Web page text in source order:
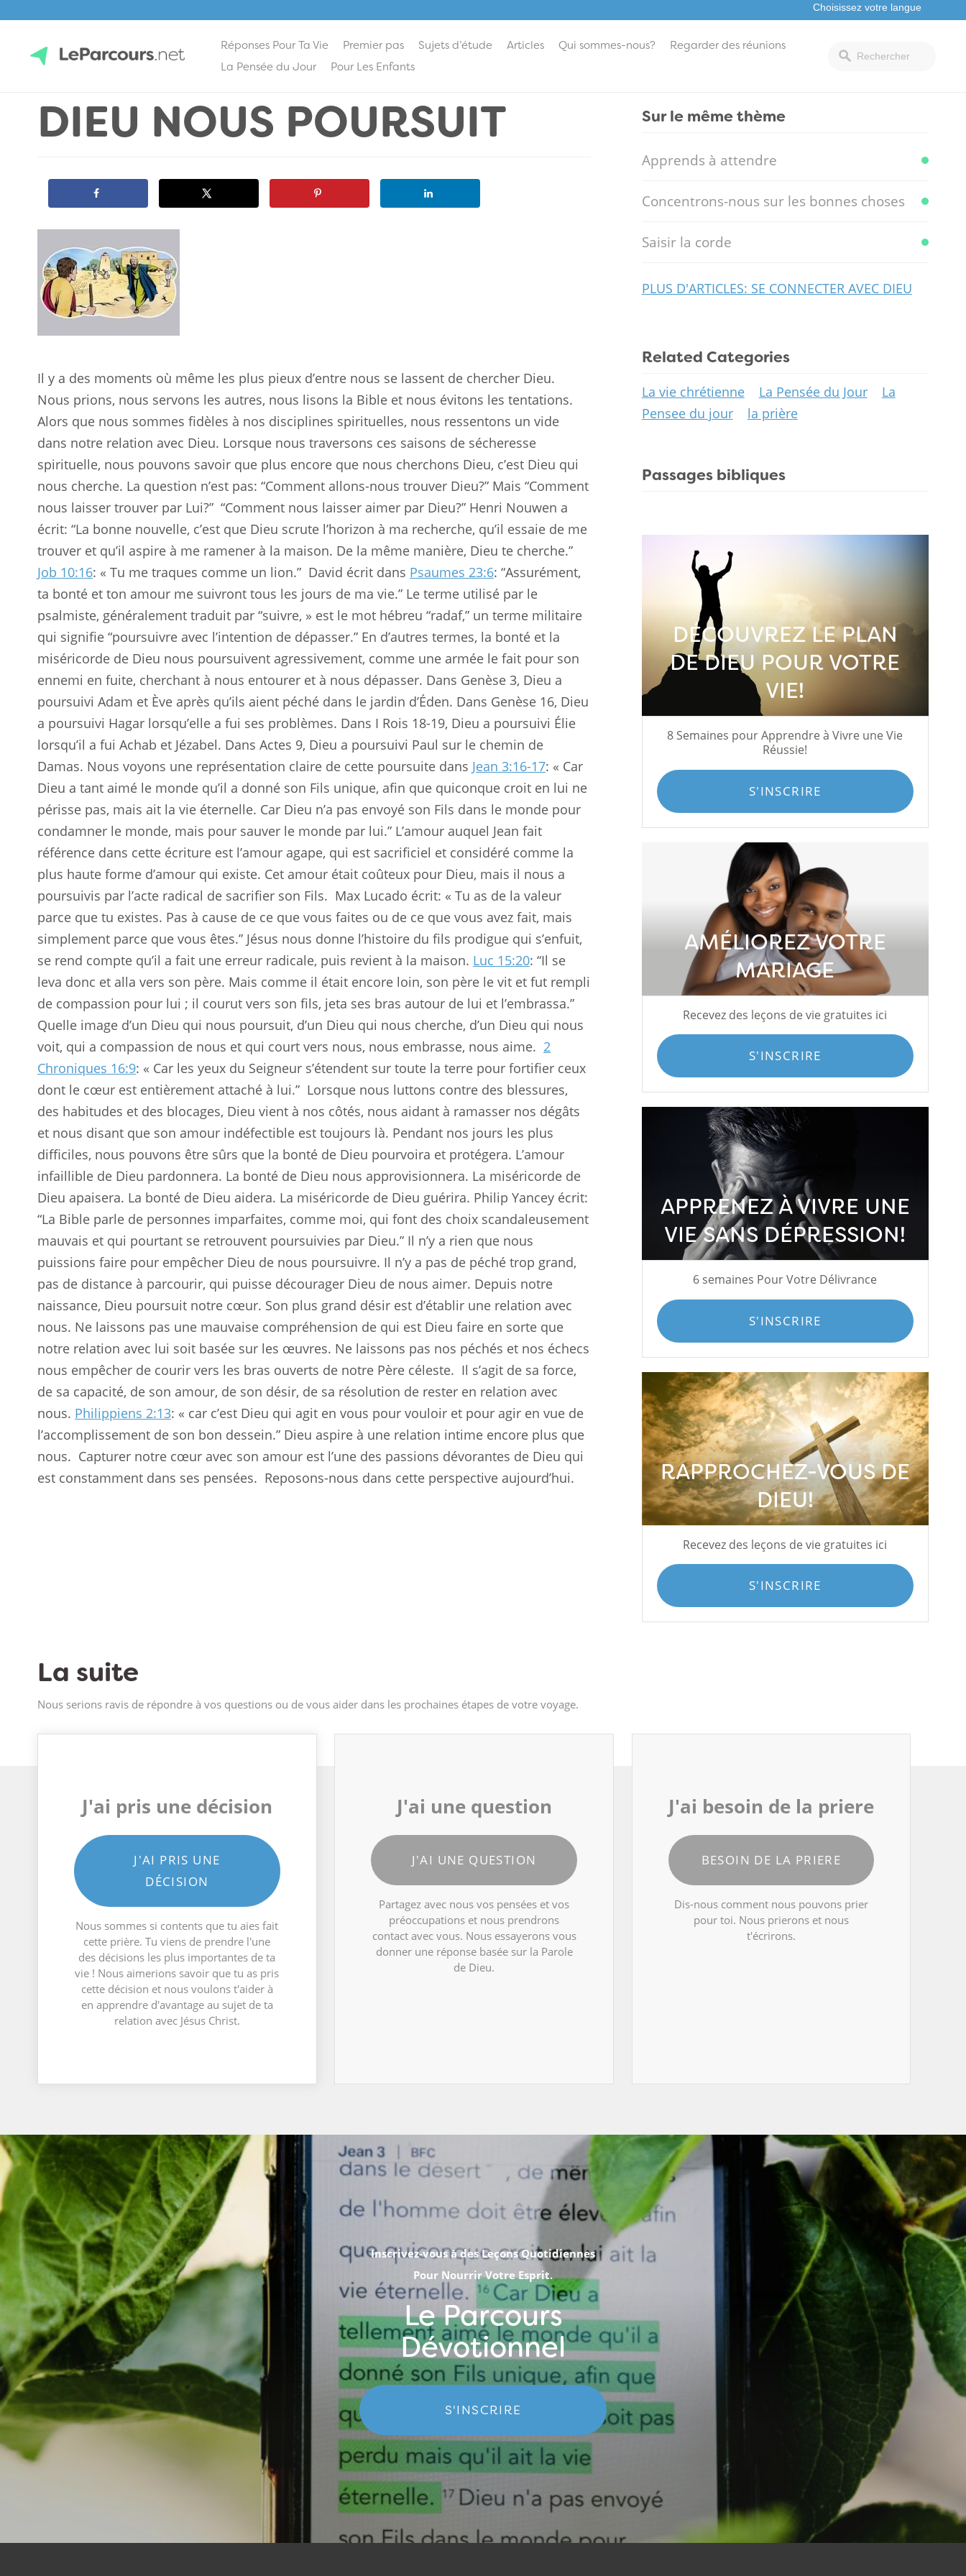
contentLeParcours.net
Réponses Pour Ta Vie Premier pas Sujets d’étude Articles Qui sommes-nous?
Regarder des réunions
La Pensée du Jour
Pour Les Enfants
DIEU NOUS POURSUIT
Il y a des moments où même les plus pieux d’entre nous se lassent de chercher Dieu.
Nous prions, nous servons les autres, nous lisons la Bible et nous évitons les tentations.
Alors que nous sommes fidèles à nos disciplines spirituelles, nous ressentons un vide
dans notre relation avec Dieu. Lorsque nous traversons ces saisons de sécheresse
spirituelle, nous pouvons savoir que plus encore que nous cherchons Dieu, c’est Dieu qui
nous cherche. La question n’est pas: “Comment allons-nous trouver Dieu?” Mais “Comment
nous laisser trouver par Lui?” “Comment nous laisser aimer par Dieu?” Henri Nouwen a
écrit: “La bonne nouvelle, c’est que Dieu scrute l’horizon à ma recherche, qu’il essaie de me
trouver et qu’il aspire à me ramener à la maison. De la même manière, Dieu te cherche.”
Job 10:16: « Tu me traques comme un lion.” David écrit dans Psaumes 23:6: “Assurément,
ta bonté et ton amour me suivront tous les jours de ma vie.” Le terme utilisé par le
psalmiste, généralement traduit par “suivre, » est le mot hébreu “radaf,” un terme militaire
qui signifie “poursuivre avec l’intention de dépasser.” En d’autres termes, la bonté et la
miséricorde de Dieu nous poursuivent agressivement, comme une armée le fait pour son
ennemi en fuite, cherchant à nous entourer et à nous dépasser. Dans Genèse 3, Dieu a
poursuivi Adam et Ève après qu’ils aient péché dans le jardin d’Éden. Dans Genèse 16, Dieu
a poursuivi Hagar lorsqu’elle a fui ses problèmes. Dans I Rois 18-19, Dieu a poursuivi Élie
lorsqu’il a fui Achab et Jézabel. Dans Actes 9, Dieu a poursuivi Paul sur le chemin de
Damas. Nous voyons une représentation claire de cette poursuite dans Jean 3:16-17: « Car
Dieu a tant aimé le monde qu’il a donné son Fils unique, afin que quiconque croit en lui ne
périsse pas, mais ait la vie éternelle. Car Dieu n’a pas envoyé son Fils dans le monde pour
condamner le monde, mais pour sauver le monde par lui.” L’amour auquel Jean fait
référence dans cette écriture est l’amour agape, qui est sacrificiel et considéré comme la
plus haute forme d’amour qui existe. Cet amour était coûteux pour Dieu, mais il nous a
poursuivis par l’acte radical de sacrifier son Fils. Max Lucado écrit: « Tu as de la valeur
parce que tu existes. Pas à cause de ce que vous faites ou de ce que vous avez fait, mais
simplement parce que vous êtes.” Jésus nous donne l’histoire du fils prodigue qui s’enfuit,
se rend compte qu’il a fait une erreur radicale, puis revient à la maison. Luc 15:20: “Il se
leva donc et alla vers son père. Mais comme il était encore loin, son père le vit et fut rempli
de compassion pour lui ; il courut vers son fils, jeta ses bras autour de lui et l’embrassa.”
Quelle image d’un Dieu qui nous poursuit, d’un Dieu qui nous cherche, d’un Dieu qui nous
voit, qui a compassion de nous et qui court vers nous, nous embrasse, nous aime. 2
Chroniques 16:9: « Car les yeux du Seigneur s’étendent sur toute la terre pour fortifier ceux
dont le cœur est entièrement attaché à lui.” Lorsque nous luttons contre des blessures,
des habitudes et des blocages, Dieu vient à nos côtés, nous aidant à ramasser nos dégâts
et nous disant que son amour indéfectible est toujours là. Pendant nos jours les plus
difficiles, nous pouvons être sûrs que la bonté de Dieu pourvoira et protégera. L’amour
infaillible de Dieu pardonnera. La bonté de Dieu nous approvisionnera. La miséricorde de
Dieu apaisera. La bonté de Dieu aidera. La miséricorde de Dieu guérira. Philip Yancey écrit:
“La Bible parle de personnes imparfaites, comme moi, qui font des choix scandaleusement
mauvais et qui pourtant se retrouvent poursuivies par Dieu.” Il n’y a rien que nous
puissions faire pour empêcher Dieu de nous poursuivre. Il n’y a pas de péché trop grand,
pas de distance à parcourir, qui puisse décourager Dieu de nous aimer. Depuis notre
naissance, Dieu poursuit notre cœur. Son plus grand désir est d’établir une relation avec
nous. Ne laissons pas une mauvaise compréhension de qui est Dieu faire en sorte que
notre relation avec lui soit basée sur les œuvres. Ne laissons pas nos péchés et nos échecs
nous empêcher de courir vers les bras ouverts de notre Père céleste. Il s’agit de sa force,
de sa capacité, de son amour, de son désir, de sa résolution de rester en relation avec
nous. Philippiens 2:13: « car c’est Dieu qui agit en vous pour vouloir et pour agir en vue de
l’accomplissement de son bon dessein.” Dieu aspire à une relation intime encore plus que
nous. Capturer notre cœur avec son amour est l’une des passions dévorantes de Dieu qui
est constamment dans ses pensées. Reposons-nous dans cette perspective aujourd’hui.
Sur le même thème
Apprends à attendre
Concentrons-nous sur les bonnes choses
Saisir la corde
PLUS D'ARTICLES: SE CONNECTER AVEC DIEU
Related Categories
La vie chrétienne La Pensée du Jour
La
Pensee du jour
la prière
Passages bibliques
DÉCOUVREZ LE PLAN
DE DIEU POUR VOTRE
VIE!
8 Semaines pour Apprendre à Vivre une Vie
Réussie!
S'INSCRIRE
AMÉLIOREZ VOTRE
MARIAGE
Recevez des leçons de vie gratuites ici
S'INSCRIRE
APPRENEZ À VIVRE UNE
VIE SANS DÉPRESSION!
6 semaines Pour Votre Délivrance
S'INSCRIRE
RAPPROCHEZ-VOUS DE
DIEU!
Recevez des leçons de vie gratuites ici
S'INSCRIRE
La suite
Nous serions ravis de répondre à vos questions ou de vous aider dans les prochaines étapes de votre voyage.
J'ai pris une décision
J'AI PRIS UNE
DÉCISION
Nous sommes si contents que tu aies fait
cette prière. Tu viens de prendre l'une
des décisions les plus importantes de ta
vie ! Nous aimerions savoir que tu as pris
cette décision et nous voulons t'aider à
en apprendre d'avantage au sujet de ta
relation avec Jésus Christ.
J'ai une question
J'AI UNE QUESTION
Partagez avec nous vos pensées et vos
préoccupations et nous prendrons
contact avec vous. Nous essayerons vous
donner une réponse basée sur la Parole
de Dieu.
J'ai besoin de la priere
BESOIN DE LA PRIERE
Dis-nous comment nous pouvons prier
pour toi. Nous prierons et nous
t'écrirons.
Inscrivez-vous à des Leçons Quotidiennes
Pour Nourrir Votre Esprit.
Le Parcours
Dévotionnel
S'INSCRIRE